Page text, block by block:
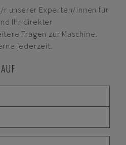
r unserer Experten/innen für
Ihr direkter
Fragen zur Maschine.
jederzeit.